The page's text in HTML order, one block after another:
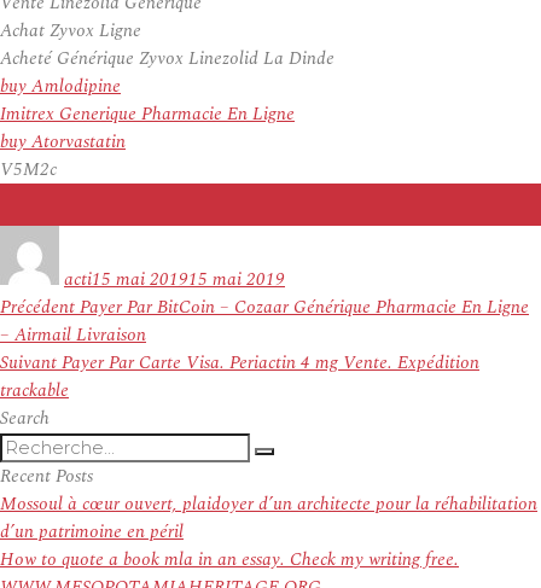
Achat Zyvox Ligne
Acheté Générique Zyvox Linezolid La Dinde
buy Amlodipine
Imitrex Generique Pharmacie En Ligne
buy Atorvastatin
V5M2c
actile
15 mai 201915 mai 2019
Navigation
de
l’article
PrécédentArticle
précédent :
Payer Par BitCoin – Cozaar Générique Pharmacie En Ligne
– Airmail Livraison
SuivantArticle
suivant :
Payer Par Carte Visa. Periactin 4 mg Vente. Expédition
trackable
Search
Recherche
pour
:
Recherche
Recent Posts
Mossoul à cœur ouvert, plaidoyer d’un architecte pour la réhabilitation
d’un patrimoine en péril
How to quote a book mla in an essay. Check my writing free.